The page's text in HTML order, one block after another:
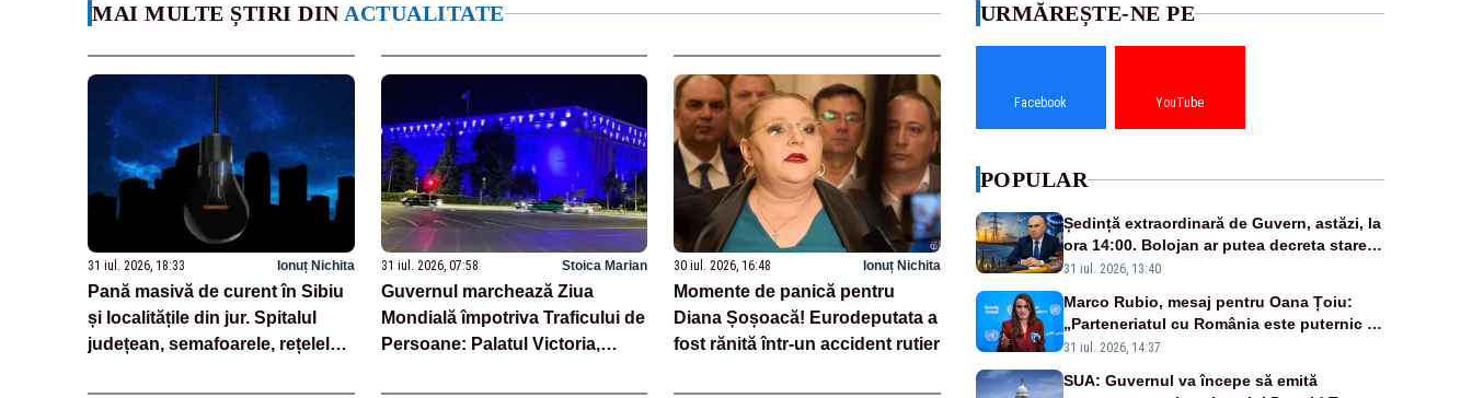
MAI MULTE ȘTIRI DIN ACTUALITATE
31 iul. 2026, 18:33 Ionuț Nichita
Pană masivă de curent în Sibiu
și localitățile din jur. Spitalul
județean, semafoarele, rețelele
31 iul. 2026, 07:58 Stoica Marian
Guvernul marchează Ziua
Mondială împotriva Traficului de
Persoane: Palatul Victoria,
30 iul. 2026, 16:48 Ionuț Nichita
Momente de panică pentru
Diana Șoșoacă! Eurodeputata a
fost rănită într-un accident rutier
URMĂREȘTE-NE PE
Facebook YouTube
POPULAR
Ședință extraordinară de Guvern, astăzi, la
ora 14:00. Bolojan ar putea decreta stare
de urgență energetică
31 iul. 2026, 13:40
Marco Rubio, mesaj pentru Oana Țoiu:
„Parteneriatul cu România este puternic și
prețuit”
31 iul. 2026, 14:37
SUA: Guvernul va începe să emită